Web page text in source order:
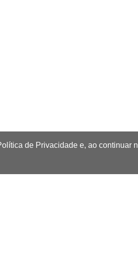
de Privacidade e, ao continuar